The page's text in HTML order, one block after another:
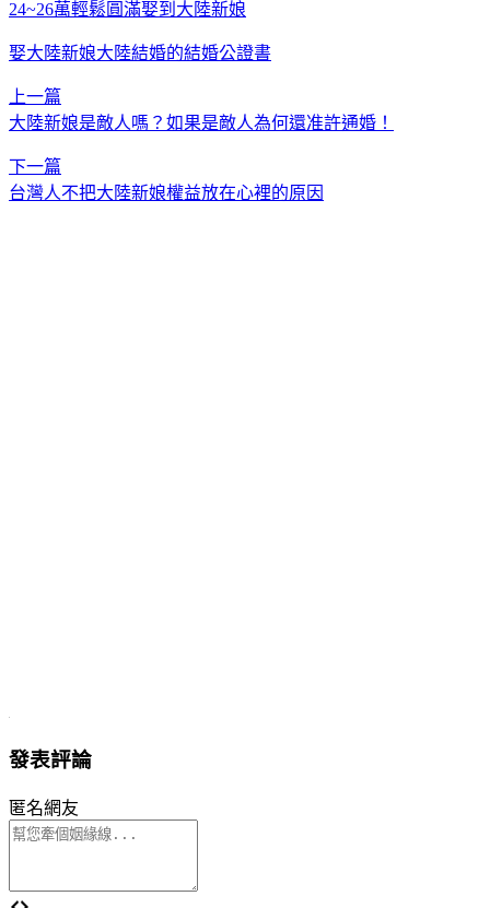
24~26萬輕鬆圓滿娶到大陸新娘
娶大陸新娘大陸結婚的結婚公證書
上一篇
大陸新娘是敵人嗎？如果是敵人為何還准許通婚！
下一篇
台灣人不把大陸新娘權益放在心裡的原因
發表評論
匿名網友